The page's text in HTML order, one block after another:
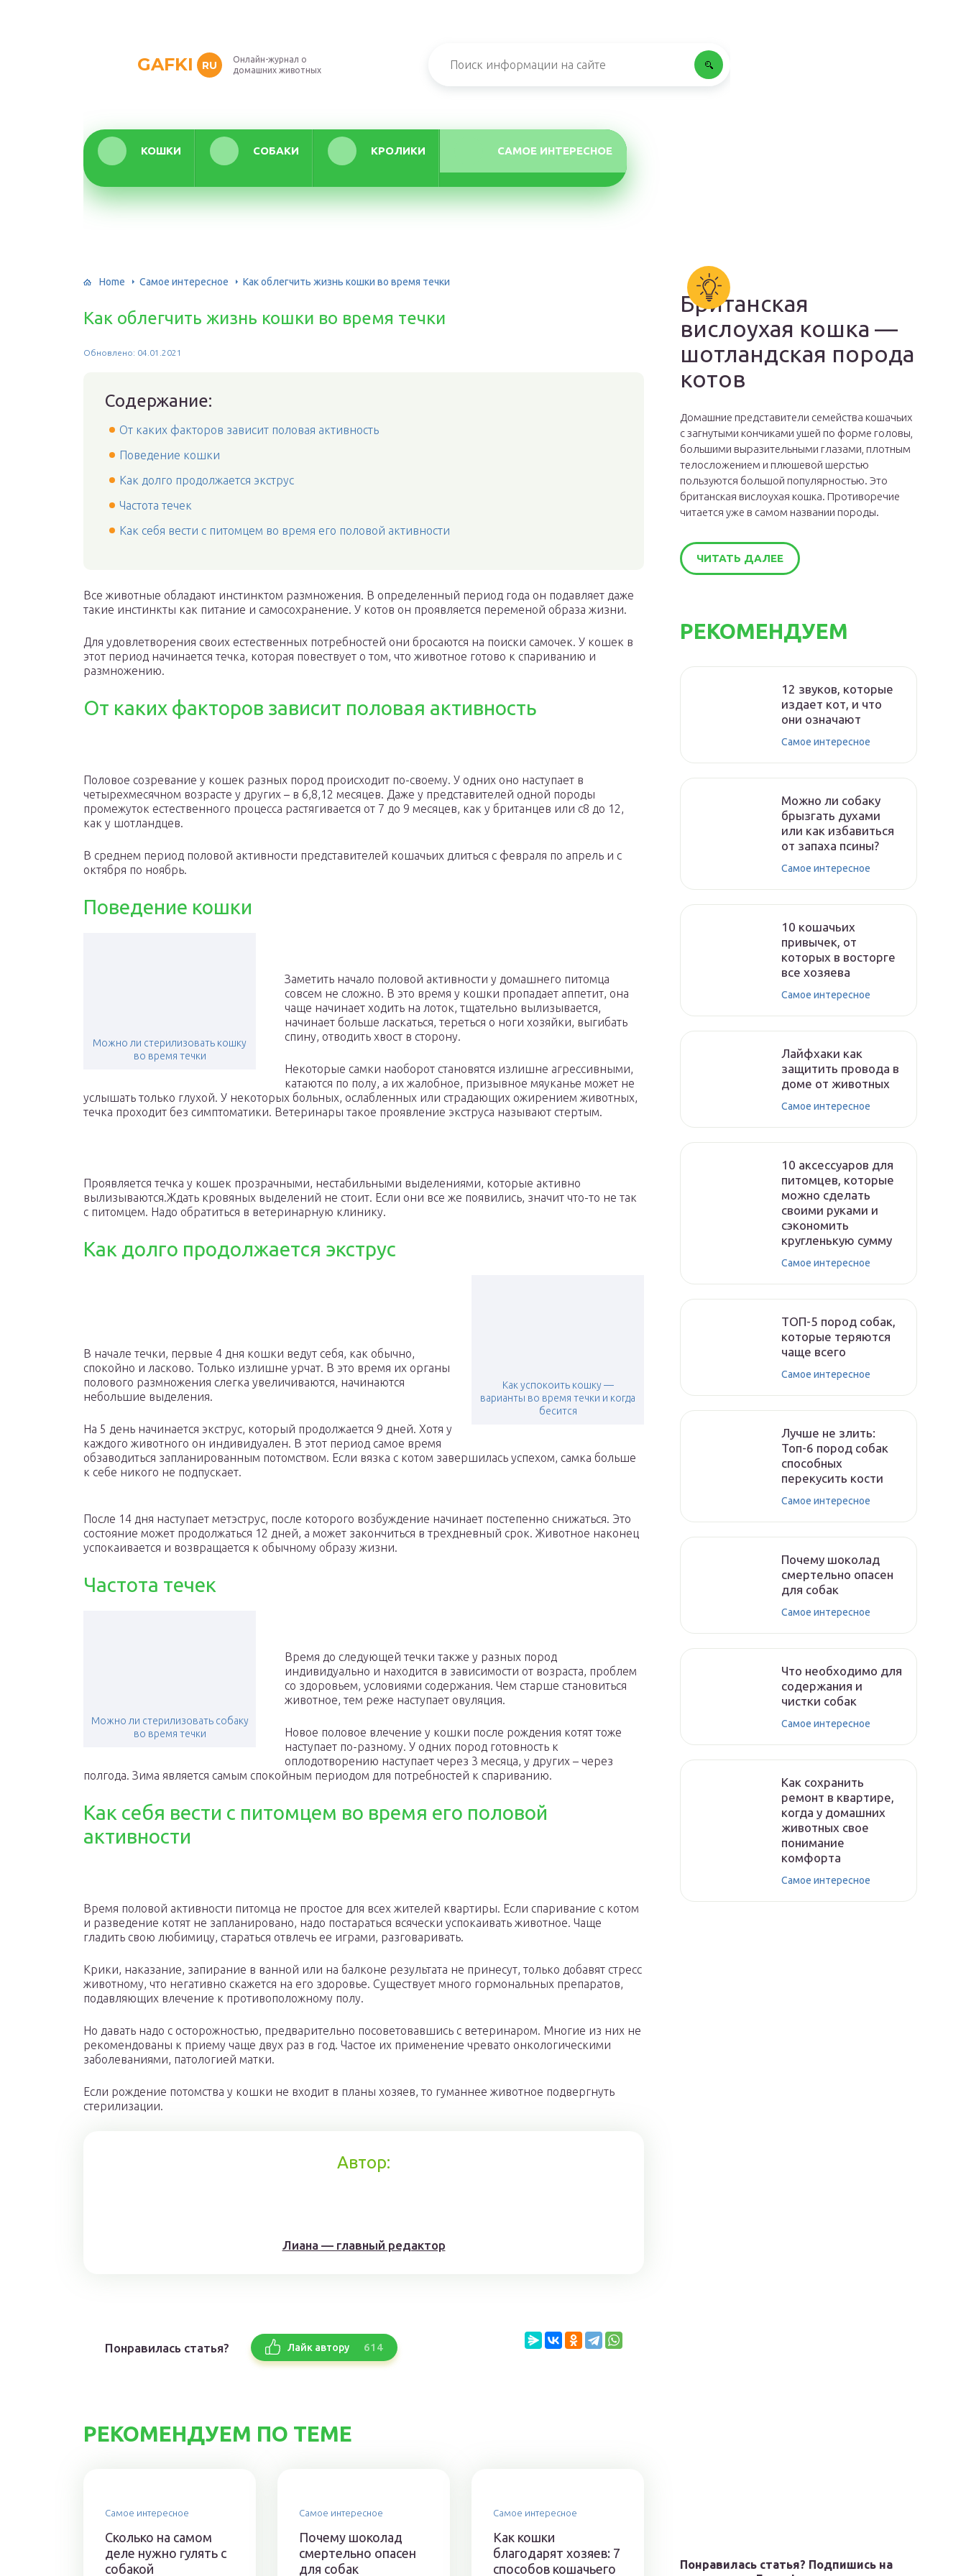
GAFKI RU
Онлайн-журнал о
домашних животных
КОШКИ СОБАКИ КРОЛИКИ САМОЕ ИНТЕРЕСНОЕ
Home Самое интересное Как облегчить жизнь кошки во время течки
Как облегчить жизнь кошки во время течки
Обновлено: 04.01.2021
Содержание:
От каких факторов зависит половая активность
Поведение кошки
Как долго продолжается экструс
Частота течек
Как себя вести с питомцем во время его половой активности
Все животные обладают инстинктом размножения. В определенный период года он подавляет даже
такие инстинкты как питание и самосохранение. У котов он проявляется переменой образа жизни.
Для удовлетворения своих естественных потребностей они бросаются на поиски самочек. У кошек в
этот период начинается течка, которая повествует о том, что животное готово к спариванию и
размножению.
От каких факторов зависит половая активность
Половое созревание у кошек разных пород происходит по-своему. У одних оно наступает в
четырехмесячном возрасте у других – в 6,8,12 месяцев. Даже у представителей одной породы
промежуток естественного процесса растягивается от 7 до 9 месяцев, как у британцев или с8 до 12,
как у шотландцев.
В среднем период половой активности представителей кошачьих длиться с февраля по апрель и с
октября по ноябрь.
Поведение кошки
Можно ли стерилизовать кошку
во время течки
Заметить начало половой активности у домашнего питомца
совсем не сложно. В это время у кошки пропадает аппетит, она
чаще начинает ходить на лоток, тщательно вылизывается,
начинает больше ласкаться, тереться о ноги хозяйки, выгибать
спину, отводить хвост в сторону.
Некоторые самки наоборот становятся излишне агрессивными,
катаются по полу, а их жалобное, призывное мяуканье может не
услышать только глухой. У некоторых больных, ослабленных или страдающих ожирением животных,
течка проходит без симптоматики. Ветеринары такое проявление экструса называют стертым.
Проявляется течка у кошек прозрачными, нестабильными выделениями, которые активно
вылизываются.Ждать кровяных выделений не стоит. Если они все же появились, значит что-то не так
с питомцем. Надо обратиться в ветеринарную клинику.
Как долго продолжается экструс
Как успокоить кошку —
варианты во время течки и когда
бесится
В начале течки, первые 4 дня кошки ведут себя, как обычно,
спокойно и ласково. Только излишне урчат. В это время их органы
полового размножения слегка увеличиваются, начинаются
небольшие выделения.
На 5 день начинается экструс, который продолжается 9 дней. Хотя у
каждого животного он индивидуален. В этот период самое время
обзаводиться запланированным потомством. Если вязка с котом завершилась успехом, самка больше
к себе никого не подпускает.
После 14 дня наступает метэструс, после которого возбуждение начинает постепенно снижаться. Это
состояние может продолжаться 12 дней, а может закончиться в трехдневный срок. Животное наконец
успокаивается и возвращается к обычному образу жизни.
Частота течек
Можно ли стерилизовать собаку
во время течки
Время до следующей течки также у разных пород
индивидуально и находится в зависимости от возраста, проблем
со здоровьем, условиями содержания. Чем старше становиться
животное, тем реже наступает овуляция.
Новое половое влечение у кошки после рождения котят тоже
наступает по-разному. У одних пород готовность к
оплодотворению наступает через 3 месяца, у других – через
полгода. Зима является самым спокойным периодом для потребностей к спариванию.
Как себя вести с питомцем во время его половой
активности
Время половой активности питомца не простое для всех жителей квартиры. Если спаривание с котом
и разведение котят не запланировано, надо постараться всячески успокаивать животное. Чаще
гладить свою любимицу, стараться отвлечь ее играми, разговаривать.
Крики, наказание, запирание в ванной или на балконе результата не принесут, только добавят стресс
животному, что негативно скажется на его здоровье. Существует много гормональных препаратов,
подавляющих влечение к противоположному полу.
Но давать надо с осторожностью, предварительно посоветовавшись с ветеринаром. Многие из них не
рекомендованы к приему чаще двух раз в год. Частое их применение чревато онкологическими
заболеваниями, патологией матки.
Если рождение потомства у кошки не входит в планы хозяев, то гуманнее животное подвергнуть
стерилизации.
Автор:
Лиана — главный редактор
Понравилась статья? Лайк автору 614
РЕКОМЕНДУЕМ ПО ТЕМЕ
Самое интересное
Сколько на самом
деле нужно гулять с
собакой
Самое интересное
Почему шоколад
смертельно опасен
для собак
Самое интересное
Как кошки
благодарят хозяев: 7
способов кошачьего
Британская
вислоухая кошка —
шотландская порода
котов
Домашние представители семейства кошачьих
с загнутыми кончиками ушей по форме головы,
большими выразительными глазами, плотным
телосложением и плюшевой шерстью
пользуются большой популярностью. Это
британская вислоухая кошка. Противоречие
читается уже в самом названии породы.
ЧИТАТЬ ДАЛЕЕ
РЕКОМЕНДУЕМ
12 звуков, которые
издает кот, и что
они означают
Самое интересное
Можно ли собаку
брызгать духами
или как избавиться
от запаха псины?
Самое интересное
10 кошачьих
привычек, от
которых в восторге
все хозяева
Самое интересное
Лайфхаки как
защитить провода в
доме от животных
Самое интересное
10 аксессуаров для
питомцев, которые
можно сделать
своими руками и
сэкономить
кругленькую сумму
Самое интересное
ТОП-5 пород собак,
которые теряются
чаще всего
Самое интересное
Лучше не злить:
Топ-6 пород собак
способных
перекусить кости
Самое интересное
Почему шоколад
смертельно опасен
для собак
Самое интересное
Что необходимо для
содержания и
чистки собак
Самое интересное
Как сохранить
ремонт в квартире,
когда у домашних
животных свое
понимание
комфорта
Самое интересное
Понравилась статья? Подпишись на